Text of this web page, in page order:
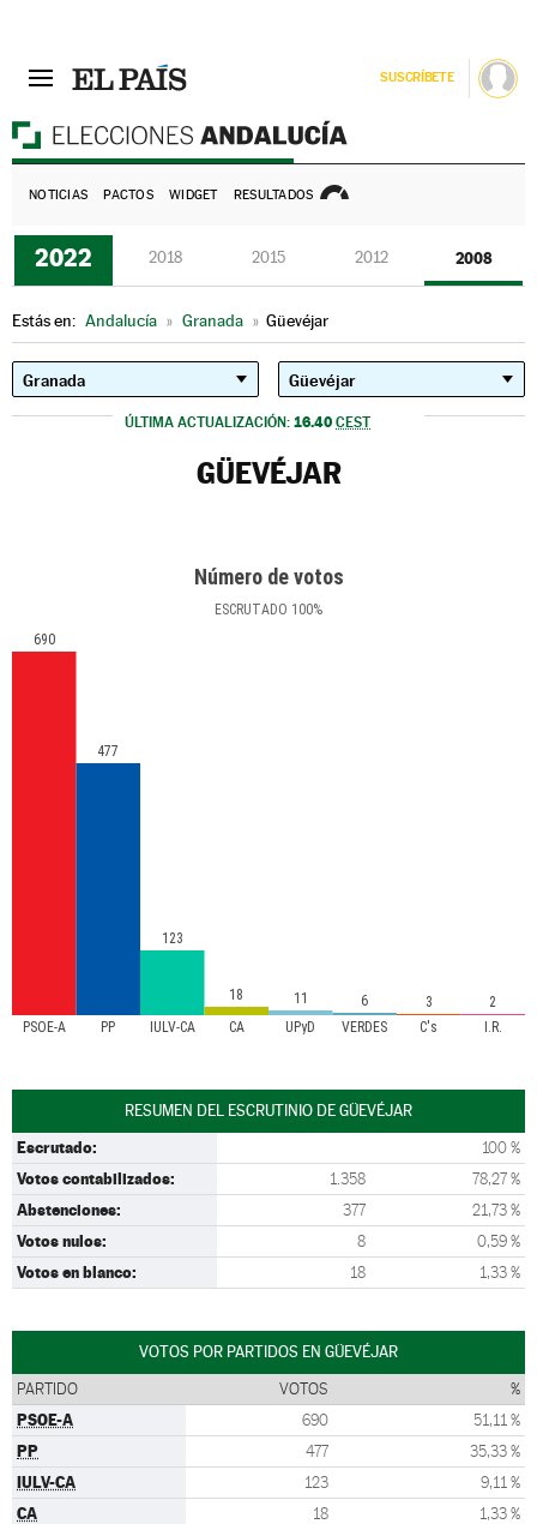
SUSCRÍBETE
NOTICIAS PACTOS WIDGET RESULTADOS
2022 2018 2015 2012 2008
Estás en: Andalucía » Granada » Güevéjar
ÚLTIMA ACTUALIZACIÓN: 16.40 CEST
GÜEVÉJAR
Número de votos
ESCRUTADO 100%
PSOE-A PP IULV-CA CA UPyD VERDES C's I.R.
690
477
123
18 11 6 3 2
RESUMEN DEL ESCRUTINIO DE GÜEVÉJAR
Escrutado: 100 %
Votos contabilizados: 1.358 78,27 %
Abstenciones: 377 21,73 %
Votos nulos: 8 0,59 %
Votos en blanco: 18 1,33 %
VOTOS POR PARTIDOS EN GÜEVÉJAR
PARTIDO VOTOS %
PSOE-A 690 51,11 %
PP 477 35,33 %
IULV-CA 123 9,11 %
CA 18 1,33 %